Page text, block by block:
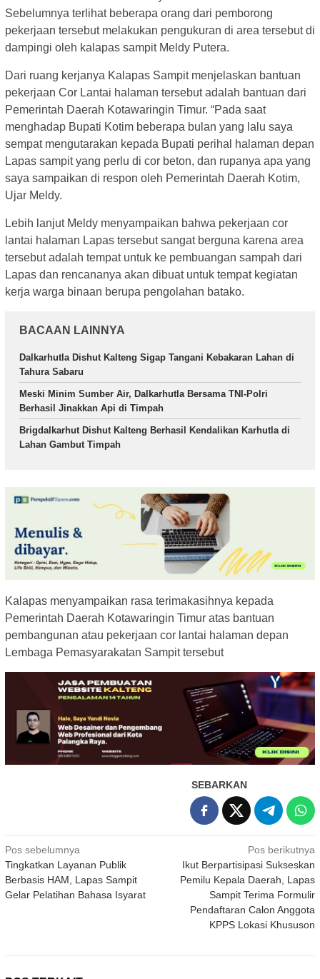
Sebelumnya terlihat beberapa orang dari pemborong
pekerjaan tersebut melakukan pengukuran di area tersebut di
dampingi oleh kalapas sampit Meldy Putera.
Dari ruang kerjanya Kalapas Sampit menjelaskan bantuan
pekerjaan Cor Lantai halaman tersebut adalah bantuan dari
Pemerintah Daerah Kotawaringin Timur. “Pada saat
menghadap Bupati Kotim beberapa bulan yang lalu saya
sempat mengutarakan kepada Bupati perihal halaman depan
Lapas sampit yang perlu di cor beton, dan rupanya apa yang
saya sampaikan di respon oleh Pemerintah Daerah Kotim,
Ujar Meldy.
Lebih lanjut Meldy menyampaikan bahwa pekerjaan cor
lantai halaman Lapas tersebut sangat berguna karena area
tersebut adalah tempat untuk ke pembuangan sampah dari
Lapas dan rencananya akan dibuat untuk tempat kegiatan
kerja warga binaan berupa pengolahan batako.
BACAAN LAINNYA
Dalkarhutla Dishut Kalteng Sigap Tangani Kebakaran Lahan di
Tahura Sabaru
Meski Minim Sumber Air, Dalkarhutla Bersama TNI-Polri
Berhasil Jinakkan Api di Timpah
Brigdalkarhut Dishut Kalteng Berhasil Kendalikan Karhutla di
Lahan Gambut Timpah
Kalapas menyampaikan rasa terimakasihnya kepada
Pemerintah Daerah Kotawaringin Timur atas bantuan
pembangunan atau pekerjaan cor lantai halaman depan
Lembaga Pemasyarakatan Sampit tersebut
SEBARKAN
Navigasi
pos
Pos sebelumnya
Tingkatkan Layanan Publik
Berbasis HAM, Lapas Sampit
Gelar Pelatihan Bahasa Isyarat
Pos berikutnya
Ikut Berpartisipasi Sukseskan
Pemilu Kepala Daerah, Lapas
Sampit Terima Formulir
Pendaftaran Calon Anggota
KPPS Lokasi Khususon